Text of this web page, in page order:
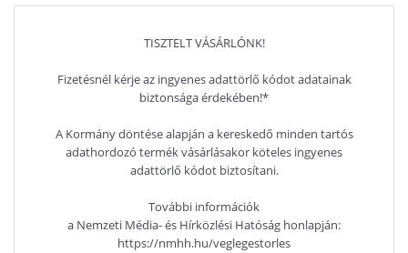
GARANCIA, GRAFITSZÜRKE
SSD, NVIDIA
PROFESSIONAL,
TISZTELT VÁSÁRLÓNK!
Fizetésnél kérje az ingyenes adattörlő kódot adatainak
biztonsága érdekében!*
A Kormány döntése alapján a kereskedő minden tartós
adathordozó termék vásárlásakor köteles ingyenes
adattörlő kódot biztosítani.
További információk
a Nemzeti Média- és Hírközlési Hatóság honlapján:
https://nmhh.hu/veglegestorles